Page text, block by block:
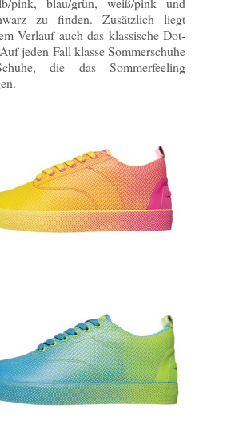
zu finden. Zusätzlich liegt
Verlauf auch das klassische Dot-
jeden Fall klasse Sommerschuhe
die das Sommerfeeling